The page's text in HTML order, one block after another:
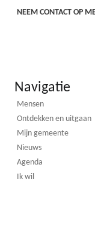
NEEM CONTACT OP
Navigatie
Mensen
Ontdekken en uitgaan
Mijn gemeente
Nieuws
Agenda
Ik wil